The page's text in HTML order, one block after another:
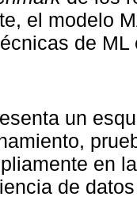
el modelo
de
un
en
de